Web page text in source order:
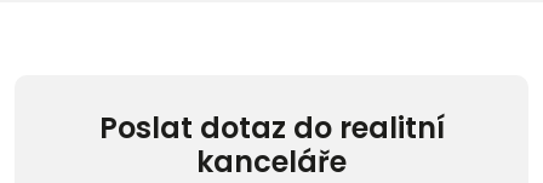
Poslat dotaz do realitní
kanceláře